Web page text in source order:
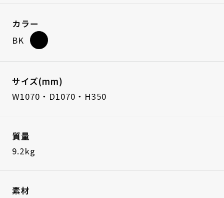
カラー
BK
サイズ(mm)
W1070・D1070・H350
質量
9.2kg
素材